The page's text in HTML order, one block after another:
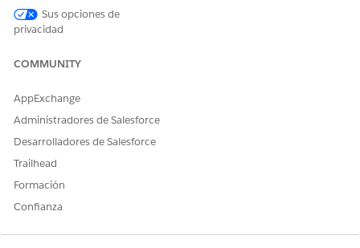
Sus opciones de
privacidad
COMMUNITY
AppExchange
Administradores de Salesforce
Desarrolladores de Salesforce
Trailhead
Formación
Confianza